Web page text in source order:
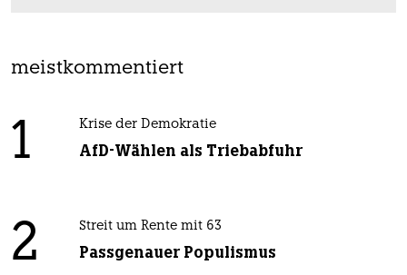
meistkommentiert
1 Krise der Demokratie
AfD-Wählen als Triebabfuhr
2 Streit um Rente mit 63
Passgenauer Populismus